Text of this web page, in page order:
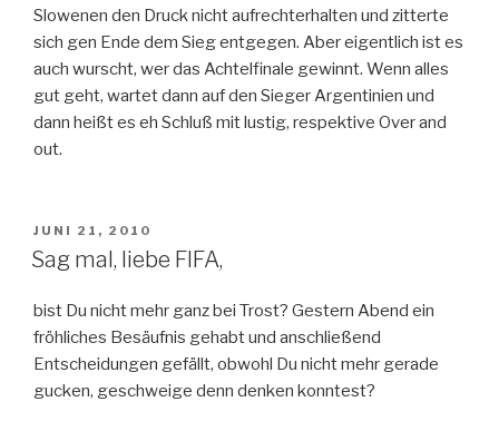
Slowenen den Druck nicht aufrechterhalten und zitterte
sich gen Ende dem Sieg entgegen. Aber eigentlich ist es
auch wurscht, wer das Achtelfinale gewinnt. Wenn alles
gut geht, wartet dann auf den Sieger Argentinien und
dann heißt es eh Schluß mit lustig, respektive Over and
out.
VERÖFFENTLICHT
AM
JUNI 21, 2010
Sag mal, liebe FIFA,
bist Du nicht mehr ganz bei Trost? Gestern Abend ein
fröhliches Besäufnis gehabt und anschließend
Entscheidungen gefällt, obwohl Du nicht mehr gerade
gucken, geschweige denn denken konntest?